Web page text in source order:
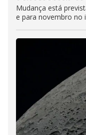
Mudança está
e para novembro no